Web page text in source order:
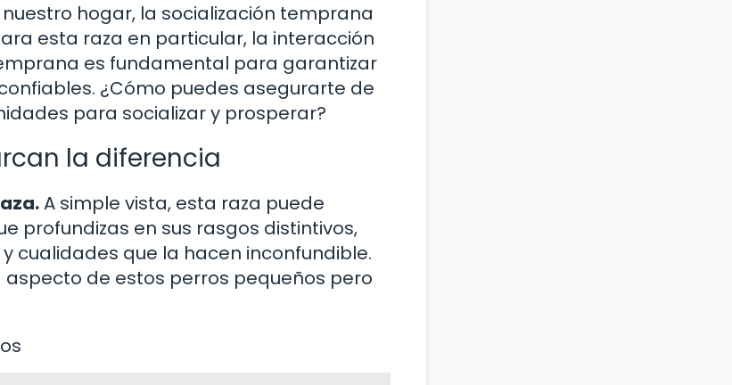
hogar, la socialización temprana
esta raza en particular, la interacción
es fundamental para garantizar
¿Cómo puedes asegurarte de
para socializar y prosperar?
la diferencia
A simple vista, esta raza puede
profundizas en sus rasgos distintivos,
cualidades que la hacen inconfundible.
de estos perros pequeños pero